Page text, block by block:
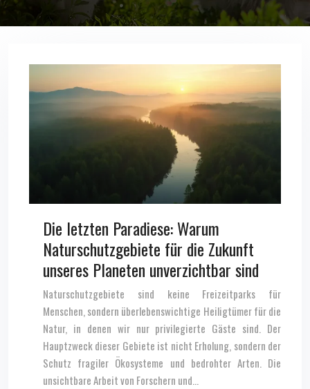
Die letzten Paradiese: Warum
Naturschutzgebiete für die Zukunft
unseres Planeten unverzichtbar sind
Naturschutzgebiete sind keine Freizeitparks für
Menschen, sondern überlebenswichtige Heiligtümer für die
Natur, in denen wir nur privilegierte Gäste sind. Der
Hauptzweck dieser Gebiete ist nicht Erholung, sondern der
Schutz fragiler Ökosysteme und bedrohter Arten. Die
unsichtbare Arbeit von Forschern und…